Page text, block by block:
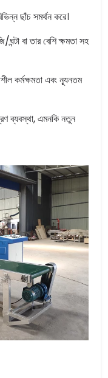
ছাঁচ সমর্থন করে।
বা তার বেশি ক্ষমতা সহ
কর্মক্ষমতা এবং ন্যূনতম
ব্যবস্থা, এমনকি নতুন